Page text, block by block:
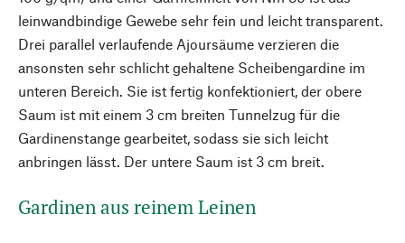
leinwandbindige Gewebe sehr fein und leicht transparent.
Drei parallel verlaufende Ajoursäume verzieren die
ansonsten sehr schlicht gehaltene Scheibengardine im
unteren Bereich. Sie ist fertig konfektioniert, der obere
Saum ist mit einem 3 cm breiten Tunnelzug für die
Gardinenstange gearbeitet, sodass sie sich leicht
anbringen lässt. Der untere Saum ist 3 cm breit.
Gardinen aus reinem Leinen